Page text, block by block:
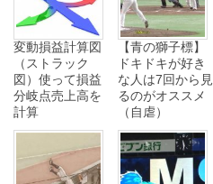
変動損益計算図
（ストラック
図）使って損益
分岐点売上高を
計算
【青の獅子標】
ドキドキが好き
な人は7回から見
るのがオススメ
（自虐）